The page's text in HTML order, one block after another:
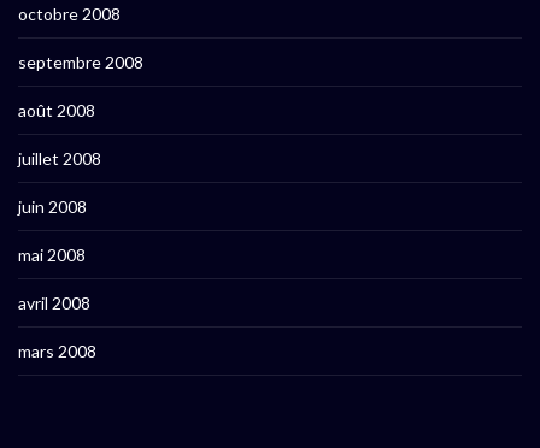
octobre 2008
septembre 2008
août 2008
juillet 2008
juin 2008
mai 2008
avril 2008
mars 2008